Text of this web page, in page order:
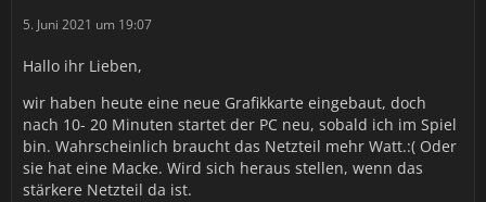
5. Juni 2021 um 19:07
Hallo ihr Lieben,
wir haben heute eine neue Grafikkarte eingebaut, doch
nach 10- 20 Minuten startet der PC neu, sobald ich im Spiel
bin. Wahrscheinlich braucht das Netzteil mehr Watt.:( Oder
sie hat eine Macke. Wird sich heraus stellen, wenn das
stärkere Netzteil da ist.